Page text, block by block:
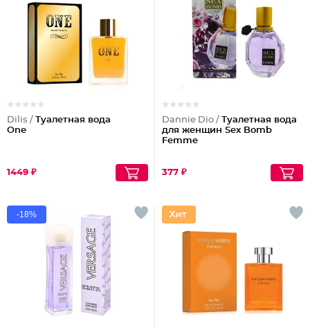
Dilis / Туалетная вода
One
1449 ₽
Dannie Dio / Туалетная вода
для женщин Sex Bomb
Femme
377 ₽
-18%